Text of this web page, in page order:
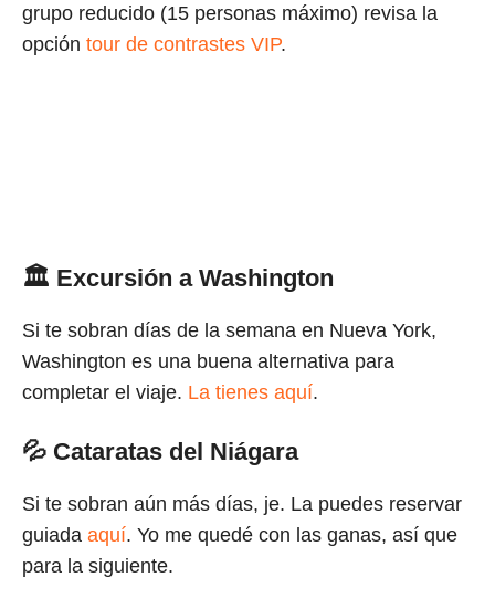
grupo reducido (15 personas máximo) revisa la
opción tour de contrastes VIP.
🏛 Excursión a Washington
Si te sobran días de la semana en Nueva York,
Washington es una buena alternativa para
completar el viaje. La tienes aquí.
💦 Cataratas del Niágara
Si te sobran aún más días, je. La puedes reservar
guiada aquí. Yo me quedé con las ganas, así que
para la siguiente.